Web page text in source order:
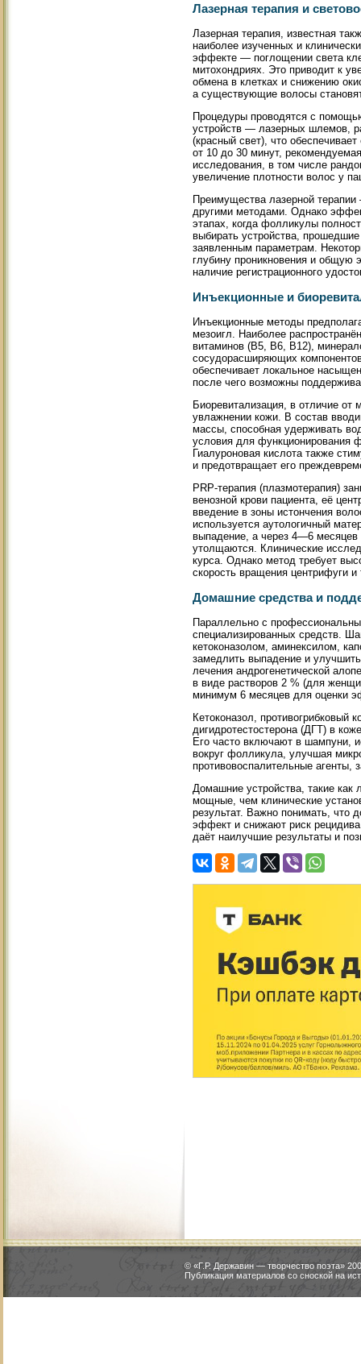
Лазерная терапия и
Лазерная терапия, известная
наиболее изученных и
эффекте — поглощении света
митохондриях. Это приводит к
обмена в клетках и снижению
а существующие волосы
Процедуры проводятся с
устройств — лазерных шлемов,
(красный свет), что
от 10 до 30 минут,
исследования, в том числе
увеличение плотности волос у
Преимущества лазерной
другими методами. Однако
этапах, когда фолликулы
выбирать устройства,
заявленным параметрам.
глубину проникновения и общую
наличие регистрационного
Инъекционные и
Инъекционные методы
мезоигл. Наиболее
витаминов (B5, B6, B12),
сосудорасширяющих
обеспечивает локальное
после чего возможны
Биоревитализация, в отличие от
увлажнении кожи. В состав
массы, способная удерживать
условия для функционирования
Гиалуроновая кислота также
и предотвращает его
PRP-терапия (плазмотерапия)
венозной крови пациента, её
введение в зоны истончения
используется аутологичный
выпадение, а через 4—6
утолщаются. Клинические
курса. Однако метод требует
скорость вращения центрифуги и
Домашние средства и
Параллельно с
специализированных средств.
кетоконазолом, аминексилом,
замедлить выпадение и
лечения андрогенетической
в виде растворов 2 % (для
минимум 6 месяцев для оценки
Кетоконазол, противогрибковый
дигидротестостерона (ДГТ) в
Его часто включают в шампуни,
вокруг фолликула, улучшая
противовоспалительные
Домашние устройства, такие
мощные, чем клинические
результат. Важно понимать, что
эффект и снижают риск
даёт наилучшие результаты и
© «Г.Р. Державин — творчество поэта»
Публикация материалов со сноской на